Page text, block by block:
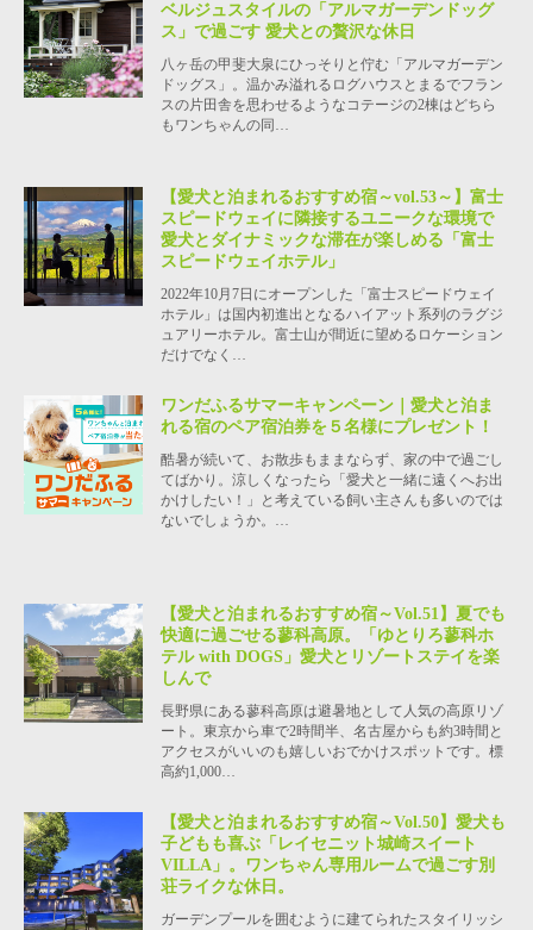
ベルジュスタイルの「アルマガーデンドッグ
ス」で過ごす 愛犬との贅沢な休日
八ヶ岳の甲斐大泉にひっそりと佇む「アルマガーデン
ドッグス」。温かみ溢れるログハウスとまるでフラン
スの片田舎を思わせるようなコテージの2棟はどちら
もワンちゃんの同…
【愛犬と泊まれるおすすめ宿～vol.53～】富士
スピードウェイに隣接するユニークな環境で
愛犬とダイナミックな滞在が楽しめる「富士
スピードウェイホテル」
2022年10月7日にオープンした「富士スピードウェイ
ホテル」は国内初進出となるハイアット系列のラグジ
ュアリーホテル。富士山が間近に望めるロケーション
だけでなく…
ワンだふるサマーキャンペーン｜愛犬と泊ま
れる宿のペア宿泊券を５名様にプレゼント！
酷暑が続いて、お散歩もままならず、家の中で過ごし
てばかり。涼しくなったら「愛犬と一緒に遠くへお出
かけしたい！」と考えている飼い主さんも多いのでは
ないでしょうか。…
【愛犬と泊まれるおすすめ宿～Vol.51】夏でも
快適に過ごせる蓼科高原。「ゆとりろ蓼科ホ
テル with DOGS」愛犬とリゾートステイを楽
しんで
長野県にある蓼科高原は避暑地として人気の高原リゾ
ート。東京から車で2時間半、名古屋からも約3時間と
アクセスがいいのも嬉しいおでかけスポットです。標
高約1,000…
【愛犬と泊まれるおすすめ宿～Vol.50】愛犬も
子どもも喜ぶ「レイセニット城崎スイート
VILLA」。ワンちゃん専用ルームで過ごす別
荘ライクな休日。
ガーデンプールを囲むように建てられたスタイリッシ